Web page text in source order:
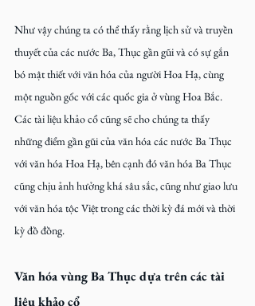
Như vậy chúng ta có thể thấy rằng lịch sử và truyền
thuyết của các nước Ba, Thục gần gũi và có sự gắn
bó mật thiết với văn hóa của người Hoa Hạ, cùng
một nguồn gốc với các quốc gia ở vùng Hoa Bắc.
Các tài liệu khảo cổ cũng sẽ cho chúng ta thấy
những điểm gần gũi của văn hóa các nước Ba Thục
với văn hóa Hoa Hạ, bên cạnh đó văn hóa Ba Thục
cũng chịu ảnh hưởng khá sâu sắc, cũng như giao lưu
với văn hóa tộc Việt trong các thời kỳ đá mới và thời
kỳ đồ đồng.
Văn hóa vùng Ba Thục dựa trên các tài
liệu khảo cổ